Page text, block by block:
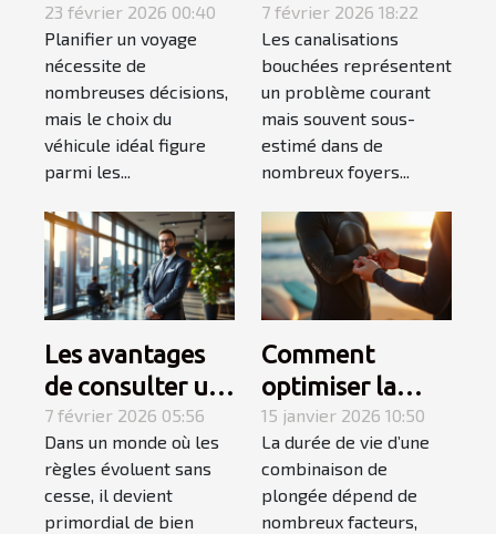
véhicule idéal
pour votre
prochain voyage
?
23 février 2026 00:40
Planifier un voyage
nécessite de
nombreuses décisions,
mais le choix du
véhicule idéal figure
parmi les...
canalisations
bouchées pour
votre maison ?
7 février 2026 18:22
Les canalisations
bouchées représentent
un problème courant
mais souvent sous-
estimé dans de
nombreux foyers...
Les avantages
de consulter un
spécialiste du
droit
7 février 2026 05:56
Dans un monde où les
règles évoluent sans
cesse, il devient
primordial de bien
Comment
optimiser la
durabilité de
votre
combinaison de
plongée ?
15 janvier 2026 10:50
La durée de vie d’une
combinaison de
plongée dépend de
nombreux facteurs,